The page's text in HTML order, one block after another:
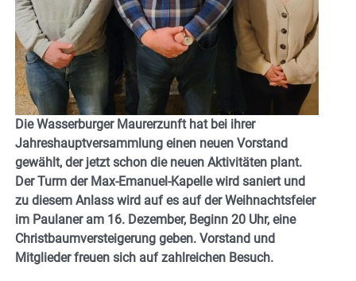
Die Wasserburger Maurerzunft hat bei ihrer
Jahreshauptversammlung einen neuen Vorstand
gewählt, der jetzt schon die neuen Aktivitäten plant.
Der Turm der Max-Emanuel-Kapelle wird saniert und
zu diesem Anlass wird auf es auf der Weihnachtsfeier
im Paulaner am 16. Dezember, Beginn 20 Uhr, eine
Christbaumversteigerung geben. Vorstand und
Mitglieder freuen sich auf zahlreichen Besuch.